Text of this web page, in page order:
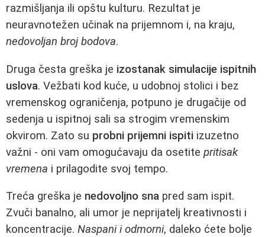
razmišljanja ili opštu kulturu. Rezultat je
neuravnotežen učinak na prijemnom i, na kraju,
nedovoljan broj bodova.
Druga česta greška je izostanak simulacije ispitnih
uslova. Vežbati kod kuće, u udobnoj stolici i bez
vremenskog ograničenja, potpuno je drugačije od
sedenja u ispitnoj sali sa strogim vremenskim
okvirom. Zato su probni prijemni ispiti izuzetno
važni - oni vam omogućavaju da osetite pritisak
vremena i prilagodite svoj tempo.
Treća greška je nedovoljno sna pred sam ispit.
Zvuči banalno, ali umor je neprijatelj kreativnosti i
koncentracije. Naspani i odmorni, daleko ćete bolje